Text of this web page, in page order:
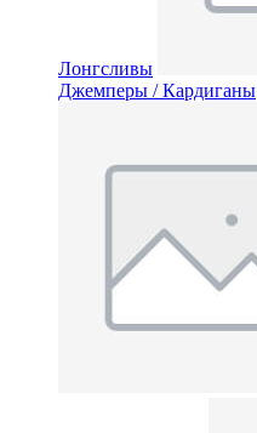
Лонгсливы
Джемперы / Кардиганы